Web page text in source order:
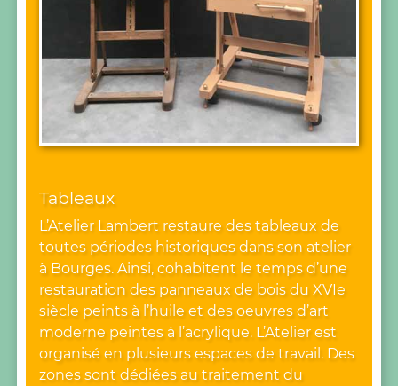
Tableaux
L’Atelier Lambert restaure des tableaux de
toutes périodes historiques dans son atelier
à Bourges. Ainsi, cohabitent le temps d’une
restauration des panneaux de bois du XVIe
siècle peints à l’huile et des oeuvres d’art
moderne peintes à l’acrylique. L’Atelier est
organisé en plusieurs espaces de travail. Des
zones sont dédiées au traitement du